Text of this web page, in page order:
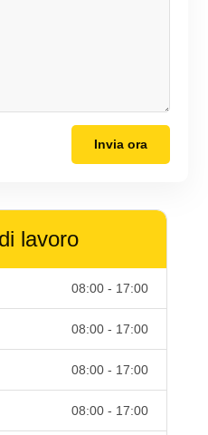
Invia ora
lavoro
08:00 - 17:00
08:00 - 17:00
08:00 - 17:00
08:00 - 17:00